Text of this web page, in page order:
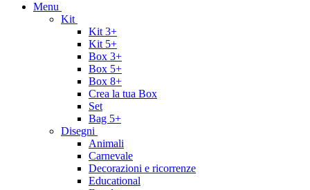
Menu
Kit
Kit 3+
Kit 5+
Box 3+
Box 5+
Box 8+
Crea la tua Box
Set
Bag 5+
Disegni
Animali
Carnevale
Decorazioni e ricorrenze
Educational